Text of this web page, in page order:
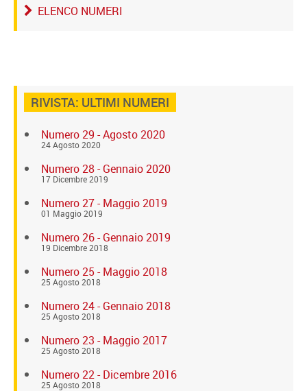
ELENCO NUMERI
RIVISTA: ULTIMI NUMERI
Numero 29 - Agosto 2020
24 Agosto 2020
Numero 28 - Gennaio 2020
17 Dicembre 2019
Numero 27 - Maggio 2019
01 Maggio 2019
Numero 26 - Gennaio 2019
19 Dicembre 2018
Numero 25 - Maggio 2018
25 Agosto 2018
Numero 24 - Gennaio 2018
25 Agosto 2018
Numero 23 - Maggio 2017
25 Agosto 2018
Numero 22 - Dicembre 2016
25 Agosto 2018